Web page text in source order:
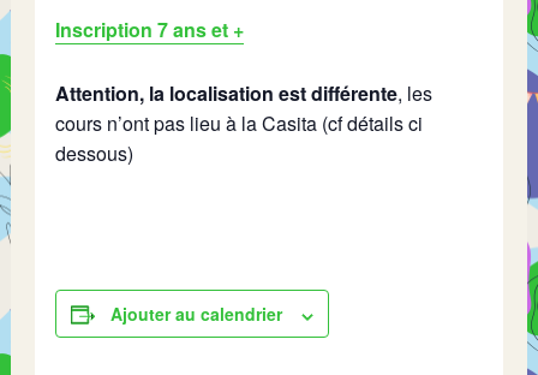
Inscription 7 ans et +
Attention, la localisation est différente, les
cours n’ont pas lieu à la Casita (cf détails ci
dessous)
Ajouter au calendrier